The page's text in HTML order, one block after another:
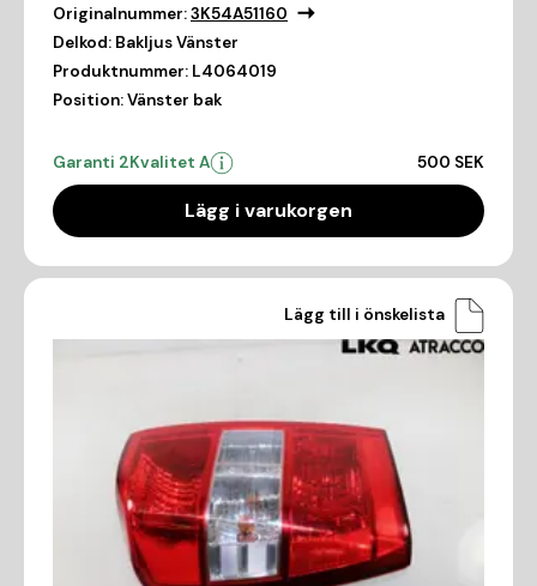
Originalnummer:3K54A51160
Delkod: Bakljus Vänster
Produktnummer: L4064019
Position:Vänster bak
Garanti 2Kvalitet A 500 SEK
Lägg i varukorgen
Lägg till i önskelista